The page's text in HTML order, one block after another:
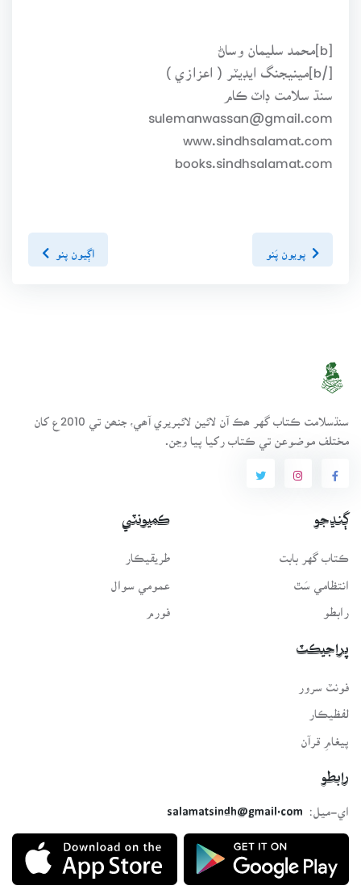
[b]محمد سليمان وساڻ
[/b]مينيجنگ ايڊيٽر ( اعزازي )
سنڌ سلامت ڊاٽ ڪام
sulemanwassan@gmail.com
www.sindhsalamat.com
books.sindhsalamat.com
پويون پَنو اڳيون پنو
سنڌسلامت ڪتاب گهر ھڪ آن لائين لائبريري آھي، جنھن تي 2010ع کان
مختلف موضوعن تي ڪتاب رکيا پيا وڃن.
ڳنڍجو
ڪتاب گهر بابت
انتظامي سَٿ
رابطو
ڪميونٽي
طريقيڪار
عمومي سوال
فورم
پراجيڪٽ
لفظيڪار
پيغامِ قرآن
رابطو
اي-ميل:
salamatsindh@gmail.com